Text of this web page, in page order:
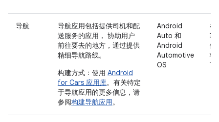
导航
导航应用包括提供司机和配
送服务的应用， 协助用户
前往要去的地方，通过提供
精细导航路线。
构建方式：使用 Android
for Cars 应用库。有关特定
于导航应用的更多信息，请
参阅构建导航应用。
Android
Auto 和
Android
Automotive
OS
在
车
停
状
下